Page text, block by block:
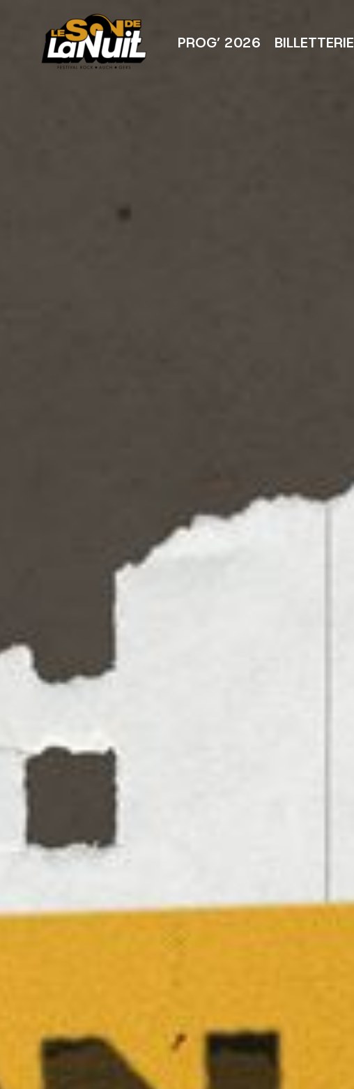
PROG’ 2026 BILLETTERIE